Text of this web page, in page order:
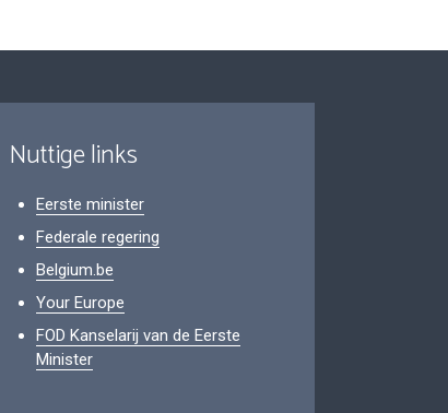
Nuttige links
Eerste minister
Federale regering
Belgium.be
Your Europe
FOD Kanselarij van de Eerste
Minister